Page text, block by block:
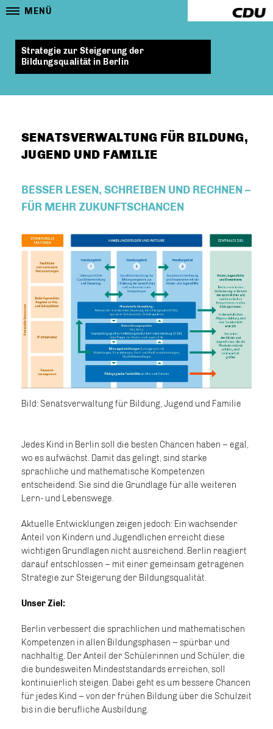
MENÜ
Strategie zur Steigerung der
Bildungsqualität in Berlin
SENATSVERWALTUNG FÜR BILDUNG,
JUGEND UND FAMILIE
BESSER LESEN, SCHREIBEN UND RECHNEN –
FÜR MEHR ZUKUNFTSCHANCEN
Bild: Senatsverwaltung für Bildung, Jugend und Familie
Jedes Kind in Berlin soll die besten Chancen haben – egal,
wo es aufwächst. Damit das gelingt, sind starke
sprachliche und mathematische Kompetenzen
entscheidend. Sie sind die Grundlage für alle weiteren
Lern- und Lebenswege.
Aktuelle Entwicklungen zeigen jedoch: Ein wachsender
Anteil von Kindern und Jugendlichen erreicht diese
wichtigen Grundlagen nicht ausreichend. Berlin reagiert
darauf entschlossen – mit einer gemeinsam getragenen
Strategie zur Steigerung der Bildungsqualität.
Unser Ziel:
Berlin verbessert die sprachlichen und mathematischen
Kompetenzen in allen Bildungsphasen – spürbar und
nachhaltig. Der Anteil der Schülerinnen und Schüler, die
die bundesweiten Mindeststandards erreichen, soll
kontinuierlich steigen. Dabei geht es um bessere Chancen
für jedes Kind – von der frühen Bildung über die Schulzeit
bis in die berufliche Ausbildung.